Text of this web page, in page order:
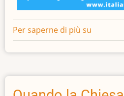
Per saperne di più su
da